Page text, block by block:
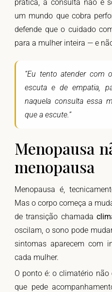
prática, a consulta não é
um mundo que cobra
defende que o cuidado
para a mulher inteira — e
“Eu tento atender com
escuta e de empatia,
naquela consulta essa
que a escute.”
Menopausa
menopausa
Menopausa é,
Mas o corpo começa a
de transição chamada
oscilam, o sono pode
sintomas aparecem com
cada mulher.
O ponto é: o climatério não
que pede